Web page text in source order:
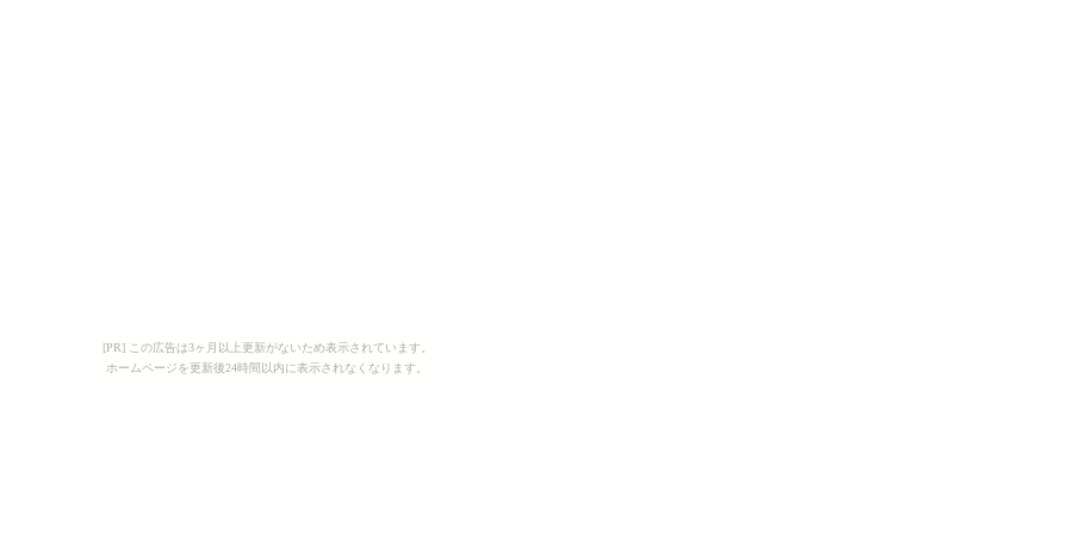
[PR] この広告は3ヶ月以上更新がないため表示されています。
ホームページを更新後24時間以内に表示されなくなります。